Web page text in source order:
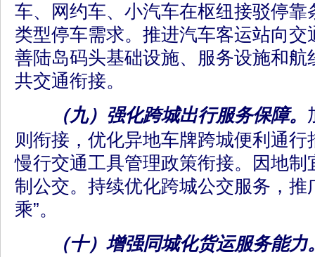
车、网约车、小汽车在枢纽接驳停靠
类型停车需求。推进汽车客运站向
善陆岛码头基础设施、服务设施和航
共交通衔接。
（九）强化跨城出行服务保障。
则衔接，优化异地车牌跨城便利通
慢行交通工具管理政策衔接。因地制
制公交。持续优化跨城公交服务，推
乘”。
（十）增强同城化货运服务能力